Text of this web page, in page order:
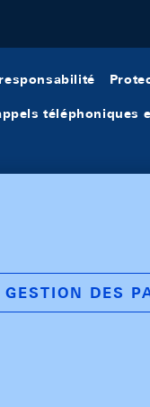
téléphoniques
GESTION DES